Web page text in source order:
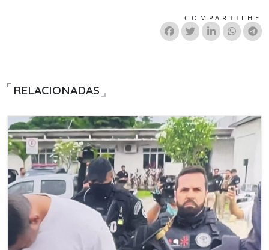
COMPARTILHE
RELACIONADAS